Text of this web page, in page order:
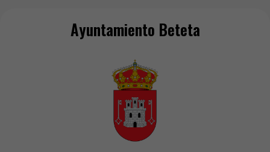
Ayuntamiento Beteta